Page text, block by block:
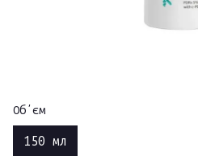
Обʼєм
150 мл